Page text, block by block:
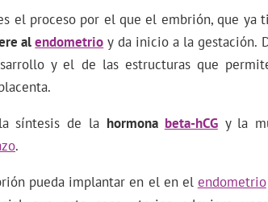
el proceso por el que el embrión, que ya
alendometrio y da inicio a la gestación.
y el de las estructuras que
síntesis de la hormona beta-hCGy la
.
pueda implantar en el en el endometrio